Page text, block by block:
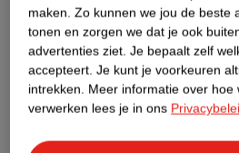
Dit product
Impact Score.
Meer informatie
maken. Zo kunnen we jou de beste
tonen en zorgen we dat je ook
advertenties ziet. Je bepaalt zelf
accepteert. Je kunt je voorkeuren
intrekken. Meer informatie over hoe
verwerken lees je in ons